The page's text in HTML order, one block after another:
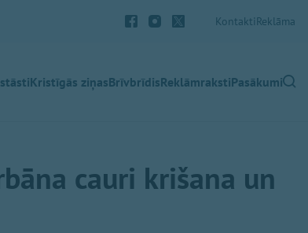
KontaktiReklāma
Kristīgās ziņasBrīvbrīdisReklāmrakstiPasākumi
cauri krišana un